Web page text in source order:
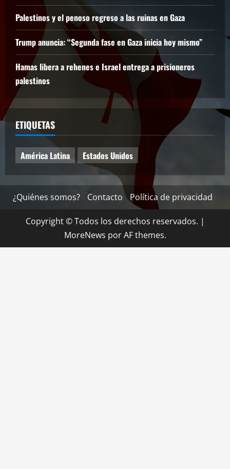
Palestinos y el penoso regreso a las ruinas en Gaza
Trump anuncia: “Segunda fase en Gaza inicia hoy mismo”
Hamas libera a rehenes e Israel entrega a prisioneros
palestinos
ETIQUETAS
América Latina Estados Unidos
¿Quiénes somos? Contacto Política de privacidad
Copyright © Todos los derechos reservados. |
MoreNews por AF themes.